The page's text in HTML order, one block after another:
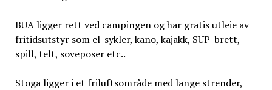
BUA ligger rett ved campingen og har gratis utleie av
fritidsutstyr som el-sykler, kano, kajakk, SUP-brett,
spill, telt, soveposer etc..
Stoga ligger i et friluftsområde med lange strender,